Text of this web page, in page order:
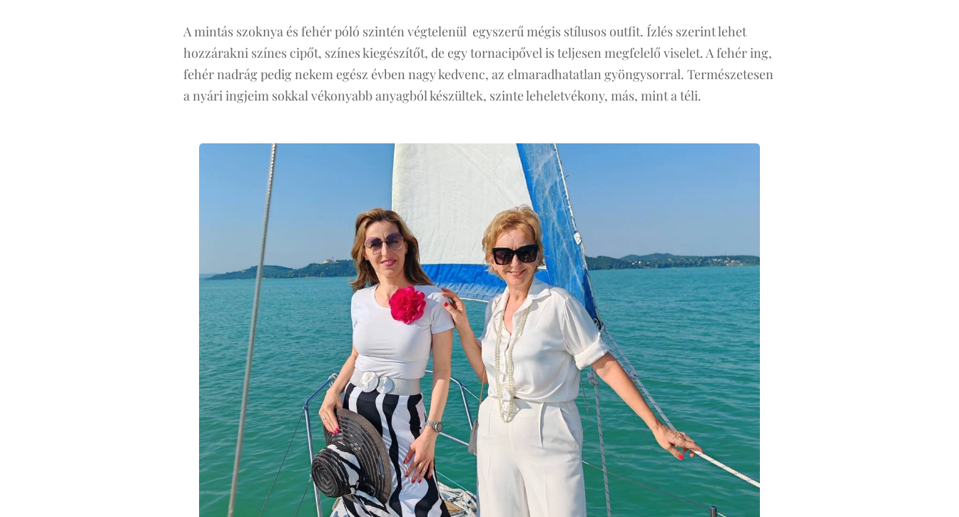
A mintás szoknya és fehér póló szintén végtelenül egyszerű mégis stílusos outfit. Ízlés szerint lehet
hozzárakni színes cipőt, színes kiegészítőt, de egy tornacipővel is teljesen megfelelő viselet. A fehér ing,
fehér nadrág pedig nekem egész évben nagy kedvenc, az elmaradhatatlan gyöngysorral. Természetesen
a nyári ingjeim sokkal vékonyabb anyagból készültek, szinte leheletvékony, más, mint a téli.